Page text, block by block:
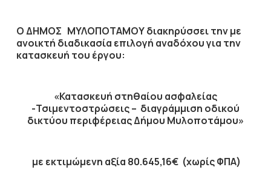
Ο ΔΗΜΟΣ ΜΥΛΟΠΟΤΑΜΟΥ διακηρύσσει την με
ανοικτή διαδικασία επιλογή αναδόχου για την
κατασκευή του έργου:
«Κατασκευή στηθαίου ασφαλείας
-Τσιμεντοστρώσεις – διαγράμμιση οδικού
δικτύου περιφέρειας Δήμου Μυλοποτάμου»
με εκτιμώμενη αξία 80.645,16€ (χωρίς ΦΠΑ)